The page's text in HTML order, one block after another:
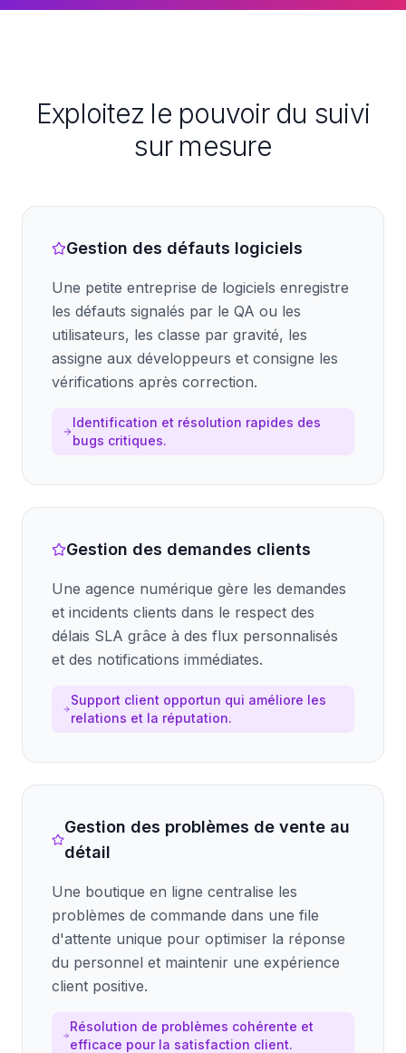
Exploitez le pouvoir du suivi
sur mesure
Gestion des défauts logiciels
Une petite entreprise de logiciels enregistre
les défauts signalés par le QA ou les
utilisateurs, les classe par gravité, les
assigne aux développeurs et consigne les
vérifications après correction.
Identification et résolution rapides des
bugs critiques.
Gestion des demandes clients
Une agence numérique gère les demandes
et incidents clients dans le respect des
délais SLA grâce à des flux personnalisés
et des notifications immédiates.
Support client opportun qui améliore les
relations et la réputation.
Gestion des problèmes de vente au
détail
Une boutique en ligne centralise les
problèmes de commande dans une file
d'attente unique pour optimiser la réponse
du personnel et maintenir une expérience
client positive.
Résolution de problèmes cohérente et
efficace pour la satisfaction client.